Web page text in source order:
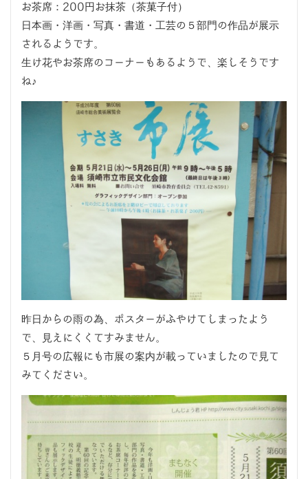
お茶席：200円お抹茶（茶菓子付）
日本画・洋画・写真・書道・工芸の５部門の作品が展示
されるようです。
生け花やお茶席のコーナーもあるようで、楽しそうです
ね♪
昨日からの雨の為、ポスターがふやけてしまったよう
で、見えにくくてすみません。
５月号の広報にも市展の案内が載っていましたので見て
みてください。